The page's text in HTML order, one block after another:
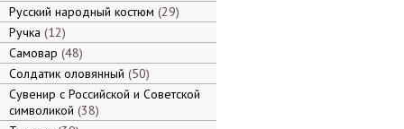
Русский народный костюм 29
Ручка 12
Самовар 48
Солдатик оловянный 50
Сувенир с Российской и Советской
символикой 38